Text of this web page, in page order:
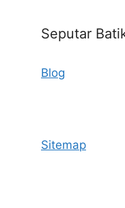
Seputar
Blog
Sitemap